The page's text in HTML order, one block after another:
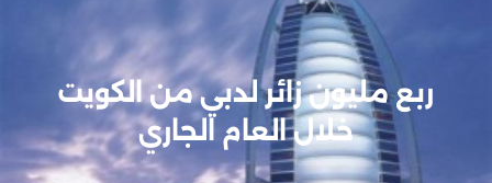
ربع مليون زائر لدبي من الكويت
خلال العام الجاري